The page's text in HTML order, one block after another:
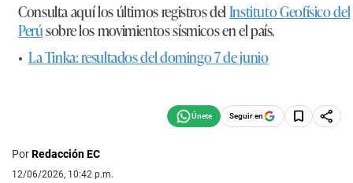
Consulta aquí los últimos registros delInstituto Geofísico del
Perúsobre los movimientos sísmicos en el país.
• La Tinka: resultados del domingo 7 de junio
Seguir en
PorRedacción EC
12/06/2026, 10:42 p.m.